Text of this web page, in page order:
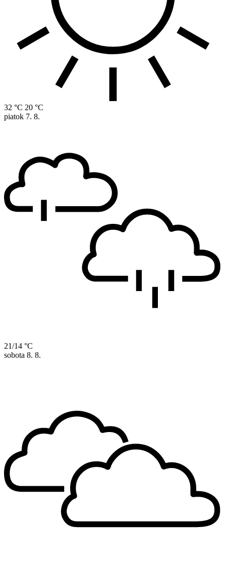
32 °C 20 °C
piatok 7. 8.
21/14 °C
sobota 8. 8.